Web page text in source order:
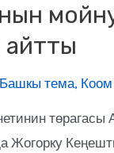
Башкы тема, Коом
төрагасы
Жогорку